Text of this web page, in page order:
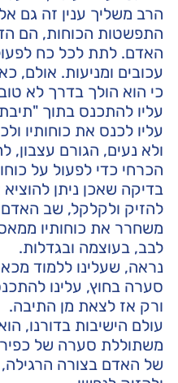
הרב משליך ענין זה גם
התפשטות הכוחות, הם
האדם. לתת לכל כח
עכובים ומניעות. אולם,
כי הוא הולך בדרך לא
עליו להתכנס בתוך
עליו לכנס את כוחותיו
ולא נעים, הגורם עצבון,
הכרחי כדי לפעול על
בדיקה שאכן ניתן
להזיק ולקלקל, שב האדם
משחרר את כוחותיו
לבב, בעוצמה ובגדלות.
נראה, שעלינו ללמוד
סערה בחוץ, עלינו
ורק אז לצאת מן התיבה.
עולם הישיבות בדורנו,
משתוללת סערה של
של האדם בצורה הרגילה,